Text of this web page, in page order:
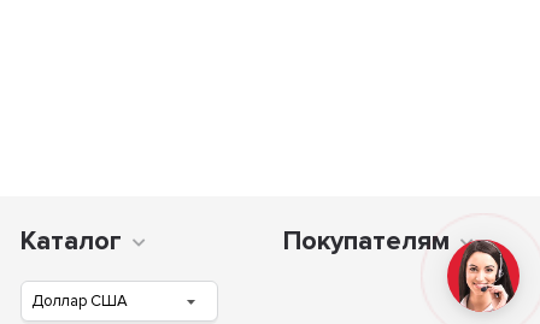
Каталог Покупателям